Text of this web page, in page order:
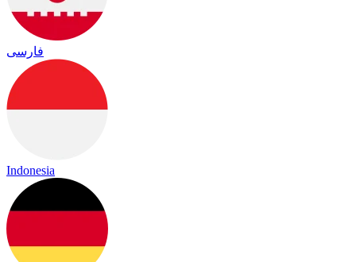
فارسی
Indonesia